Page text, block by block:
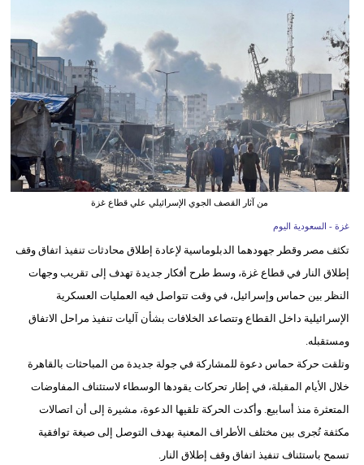
وسفر
ديكور
أخبار
إعلام
تعليم
علوم
وتكنولوجيا
أبراج
من آثار القصف الجوي الإسرائيلي علي قطاع غزة
غزة - السعودية اليوم
تكثف مصر وقطر جهودهما الدبلوماسية لإعادة إطلاق محادثات تنفيذ اتفاق وقف
إطلاق النار في قطاع غزة، وسط طرح أفكار جديدة تهدف إلى تقريب وجهات
النظر بين حماس وإسرائيل، في وقت تتواصل فيه العمليات العسكرية
الإسرائيلية داخل القطاع وتتصاعد الخلافات بشأن آليات تنفيذ مراحل الاتفاق
ومستقبله.
وتلقت حركة حماس دعوة للمشاركة في جولة جديدة من المباحثات بالقاهرة
خلال الأيام المقبلة، في إطار تحركات يقودها الوسطاء لاستئناف المفاوضات
المتعثرة منذ أسابيع. وأكدت الحركة تلقيها الدعوة، مشيرة إلى أن اتصالات
مكثفة تُجرى بين مختلف الأطراف المعنية بهدف التوصل إلى صيغة توافقية
تسمح باستئناف تنفيذ اتفاق وقف إطلاق النار.